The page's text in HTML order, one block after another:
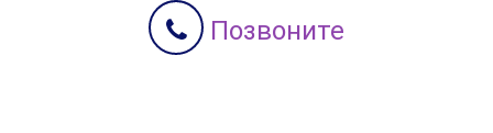
Позвоните